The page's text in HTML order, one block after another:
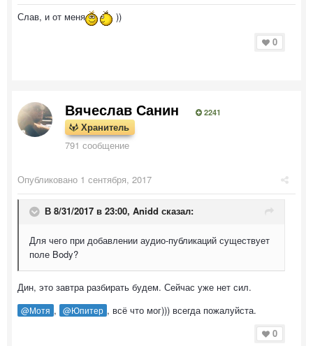
Слав, и от меня
))
0
Вячеслав Санин 2241
Хранитель
791 сообщение
Опубликовано 1 сентября, 2017
В 8/31/2017 в 23:00, Anidd сказал:
Для чего при добавлении аудио-публикаций существует
поле Body?
Дин, это завтра разбирать будем. Сейчас уже нет сил.
@Мотя , @Юпитер , всё что мог))) всегда пожалуйста.
0